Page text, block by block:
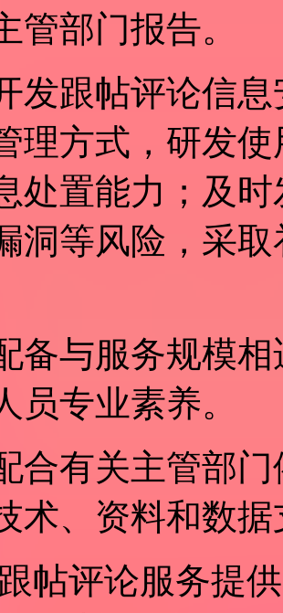
管部门报告。
发跟帖评论信
理方式，研发
处置能力；及
洞等风险，采
备与服务规模
员专业素养。
合有关主管部
术、资料和数
帖评论服务提